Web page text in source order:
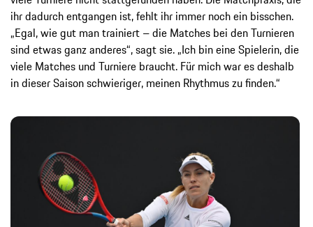
ihr dadurch entgangen ist, fehlt ihr immer noch ein bisschen.
„Egal, wie gut man trainiert – die Matches bei den Turnieren
sind etwas ganz anderes“, sagt sie. „Ich bin eine Spielerin, die
viele Matches und Turniere braucht. Für mich war es deshalb
in dieser Saison schwieriger, meinen Rhythmus zu finden.“